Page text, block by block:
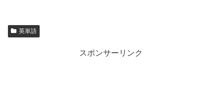
英単語
スポンサーリンク